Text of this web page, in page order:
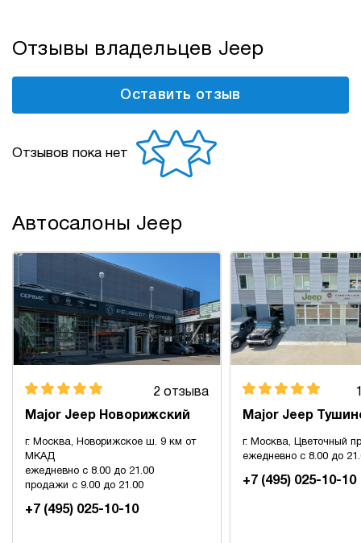
Отзывы владельцев Jeep
Оставить отзыв
Отзывов пока нет
Автосалоны Jeep
2 отзыва
Major Jeep Новорижский
г. Москва, Новорижское ш. 9 км от
МКАД
ежедневно с 8.00 до 21.00
продажи с 9.00 до 21.00
+7 (495) 025-10-10
Major Jeep
г. Москва, Цветочный
ежедневно с 8.00 до
+7 (495) 025-10-10